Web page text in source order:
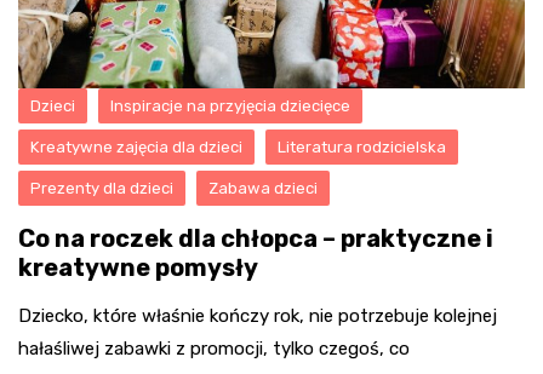
Dzieci Inspiracje na przyjęcia dziecięce
Kreatywne zajęcia dla dzieci Literatura rodzicielska
Prezenty dla dzieci Zabawa dzieci
Co na roczek dla chłopca – praktyczne i
kreatywne pomysły
Dziecko, które właśnie kończy rok, nie potrzebuje kolejnej
hałaśliwej zabawki z promocji, tylko czegoś, co